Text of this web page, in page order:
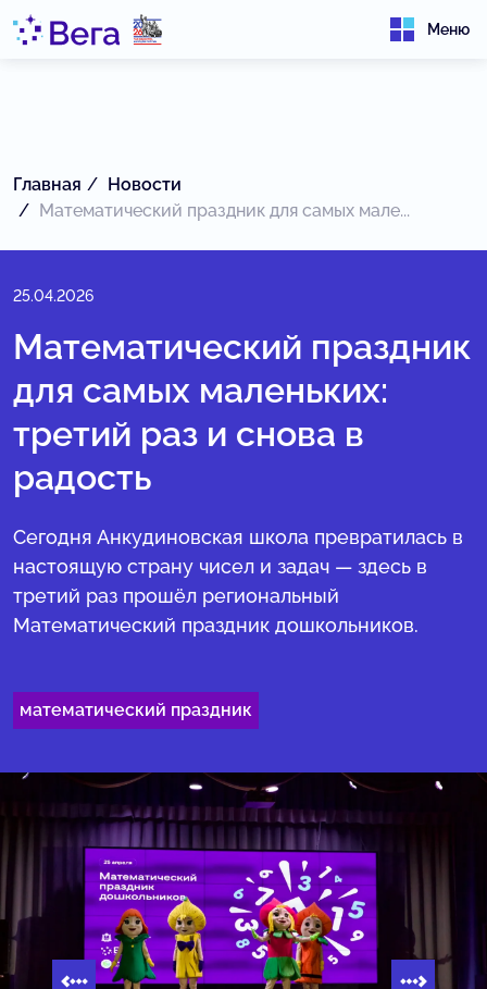
Меню
Главная
Новости
Математический праздник для самых мале...
25.04.2026
Математический праздник
для самых маленьких:
третий раз и снова в
радость
Сегодня Анкудиновская школа превратилась в
настоящую страну чисел и задач — здесь в
третий раз прошёл региональный
Математический праздник дошкольников.
математический праздник